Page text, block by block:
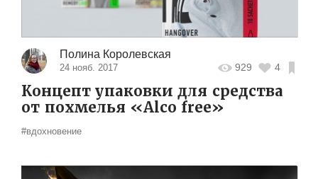
Полина Королевская
24 нояб. 2017 929 4
Концепт упаковки для средства
от похмелья «Alco free»
#вдохновение